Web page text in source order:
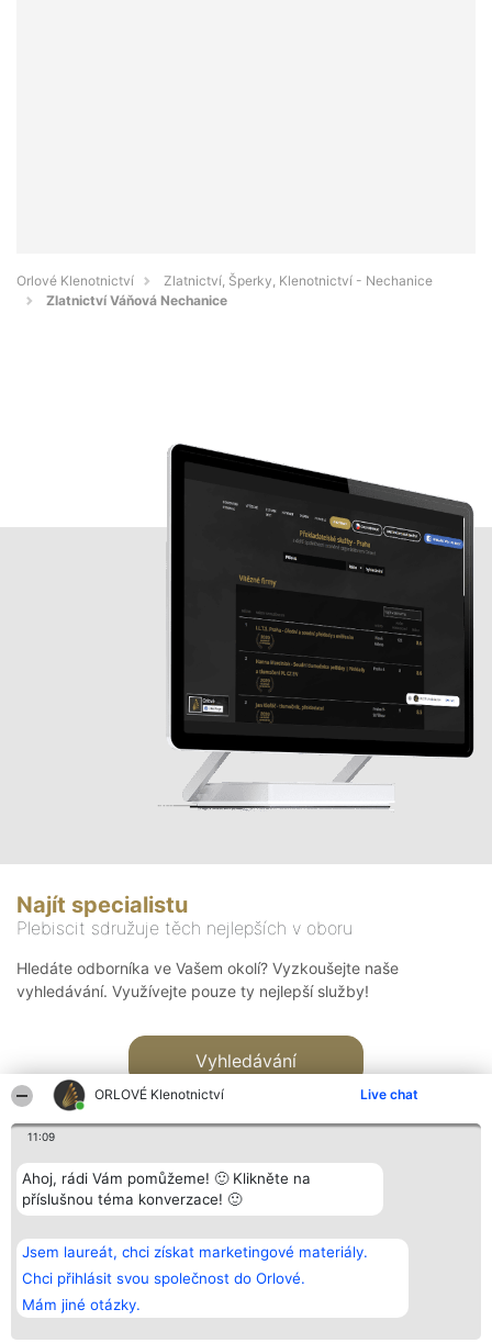
ORLOVÉ Klenotnictví Live chat
11:09
Ahoj, rádi Vám pomůžeme! 🙂 Klikněte na
příslušnou téma konverzace! 🙂
Jsem laureát, chci získat marketingové materiály.
Chci přihlásit svou společnost do Orlové.
Mám jiné otázky.
Orlové Klenotnictví
Zlatnictví, Šperky, Klenotnictví - Nechanice
Zlatnictví Váňová Nechanice
Najít specialistu
Plebiscit sdružuje těch nejlepších v oboru
Hledáte odborníka ve Vašem okolí? Vyzkoušejte naše
vyhledávání. Využívejte pouze ty nejlepší služby!
Vyhledávání
Bright Side Solutions sp. z o.
o. sp. k.
ul. Ruska 22
Wrocław 50-079
KRS 0000749100 | Regon
381313360 | NIP 8943132676
Vítězové
Seznam všech
laureátů
Zásady
Zásady
Kontakt